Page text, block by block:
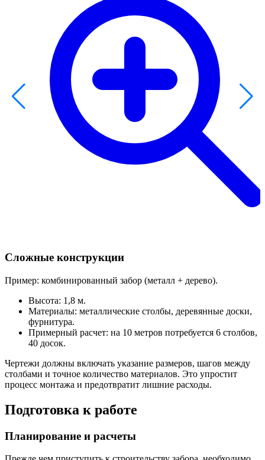
Сложные конструкции
Пример: комбинированный забор (металл + дерево).
Высота: 1,8 м.
Материалы: металлические столбы, деревянные доски,
фурнитура.
Примерный расчет: на 10 метров потребуется 6 столбов,
40 досок.
Чертежи должны включать указание размеров, шагов между
столбами и точное количество материалов. Это упростит
процесс монтажа и предотвратит лишние расходы.
Подготовка к работе
Планирование и расчеты